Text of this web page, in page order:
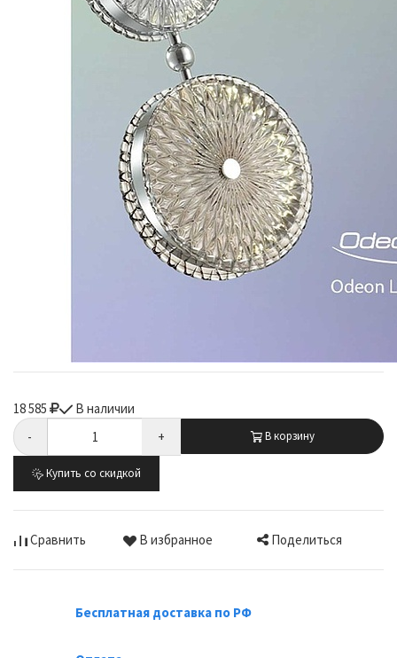
18 585
В наличии
-
+ В корзину
Купить со скидкой
Сравнить В избранное Поделиться
Бесплатная доставка по РФ